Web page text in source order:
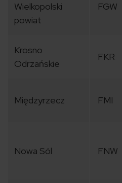
Wielkopolski
powiat
FGW
Krosno
Odrzańskie
FKR
Międzyrzecz FMI
Nowa Sól FNW